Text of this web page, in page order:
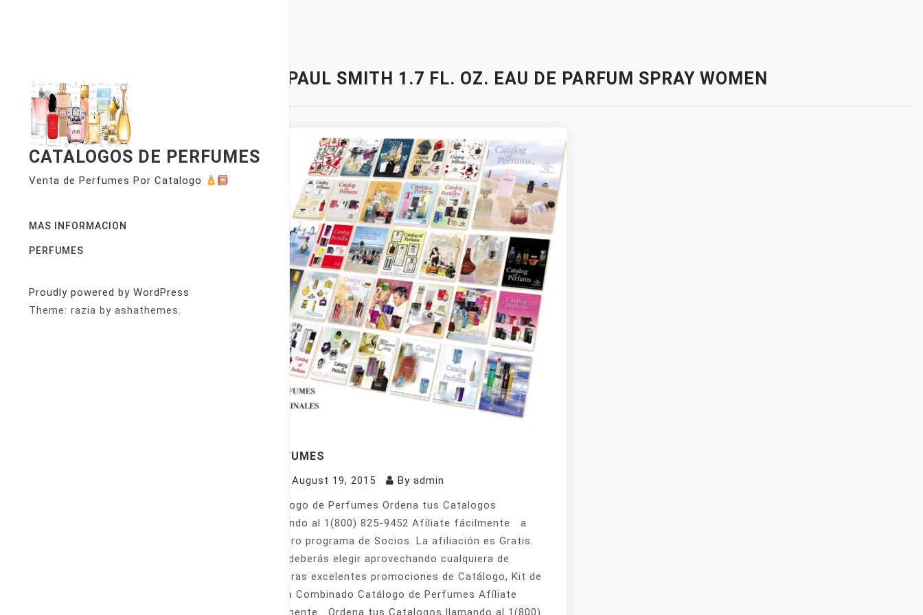
CATALOGOS DE PERFUMES
Venta de Perfumes Por Catalogo
MAS INFORMACION
PERFUMES
Proudly powered by WordPress
Theme: razia by ashathemes.
PAUL SMITH 1.7 FL. OZ. EAU DE PARFUM SPRAY WOMEN
PERFUMES
August 19, 2015 By admin
Catálogo de Perfumes Ordena tus Catalogos
llamando al 1(800) 825-9452 Afíliate fácilmente a
nuestro programa de Socios. La afiliación es Gratis.
Sólo deberás elegir aprovechando cualquiera de
nuestras excelentes promociones de Catálogo, Kit de
Venta Combinado Catálogo de Perfumes Afíliate
fácilmente Ordena tus Catalogos llamando al 1(800)